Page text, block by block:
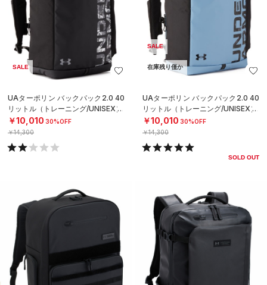
SALE
UAターポリン バックパック2.0 40
リットル（トレーニング/UNISEX）
￥10,010 30%OFF
￥14,300
SALE
在庫残り僅か
UAターポリン バックパック2.0 40
リットル（トレーニング/UNISEX）
￥10,010 30%OFF
￥14,300
SOLD OUT